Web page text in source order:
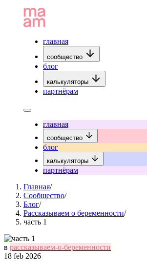
главная
сообщество
блог
калькуляторы
партнёрам
главная
сообщество
блог
калькуляторы
партнёрам
Главная/
Сообщество/
Блог/
Рассказываем о беременности/
часть 1
в рассказываем-о-беременности
18 feb 2026